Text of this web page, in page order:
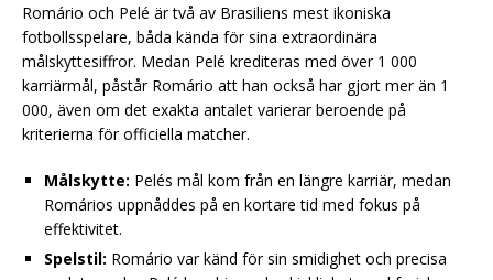
Romário och Pelé är två av Brasiliens mest ikoniska
fotbollsspelare, båda kända för sina extraordinära
målskyttesiffror. Medan Pelé krediteras med över 1 000
karriärmål, påstår Romário att han också har gjort mer än 1
000, även om det exakta antalet varierar beroende på
kriterierna för officiella matcher.
Målskytte: Pelés mål kom från en längre karriär, medan
Romários uppnåddes på en kortare tid med fokus på
effektivitet.
Spelstil: Romário var känd för sin smidighet och precisa